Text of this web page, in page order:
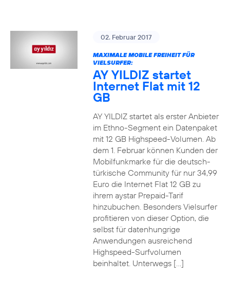
02. Februar 2017
MAXIMALE MOBILE FREIHEIT FÜR
VIELSURFER:
AY YILDIZ startet
Internet Flat mit 12
GB
AY YILDIZ startet als erster Anbieter
im Ethno-Segment ein Datenpaket
mit 12 GB Highspeed-Volumen. Ab
dem 1. Februar können Kunden der
Mobilfunkmarke für die deutsch-
türkische Community für nur 34,99
Euro die Internet Flat 12 GB zu
ihrem aystar Prepaid-Tarif
hinzubuchen. Besonders Vielsurfer
profitieren von dieser Option, die
selbst für datenhungrige
Anwendungen ausreichend
Highspeed-Surfvolumen
beinhaltet. Unterwegs […]